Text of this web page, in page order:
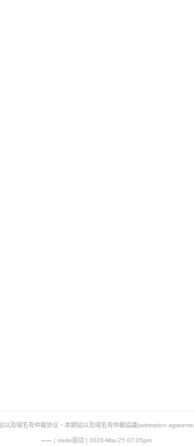
以及域名有仲裁协议。本網站以及域名有仲裁協議(arbitration
------| dede驱动 | 2026-Mar-25 07:05pm